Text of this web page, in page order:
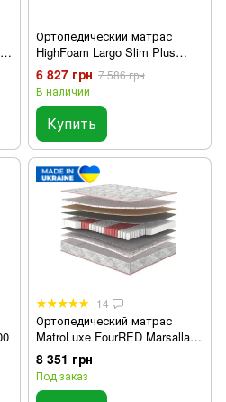
Ортопедический матрас
HighFoam Largo Slim Plus
90x200
6 827 грн 7 586 грн
В наличии
Купить
14
Ортопедический матрас
MatroLuxe FourRED Marsalla
90х200 см
8 351 грн
Под заказ